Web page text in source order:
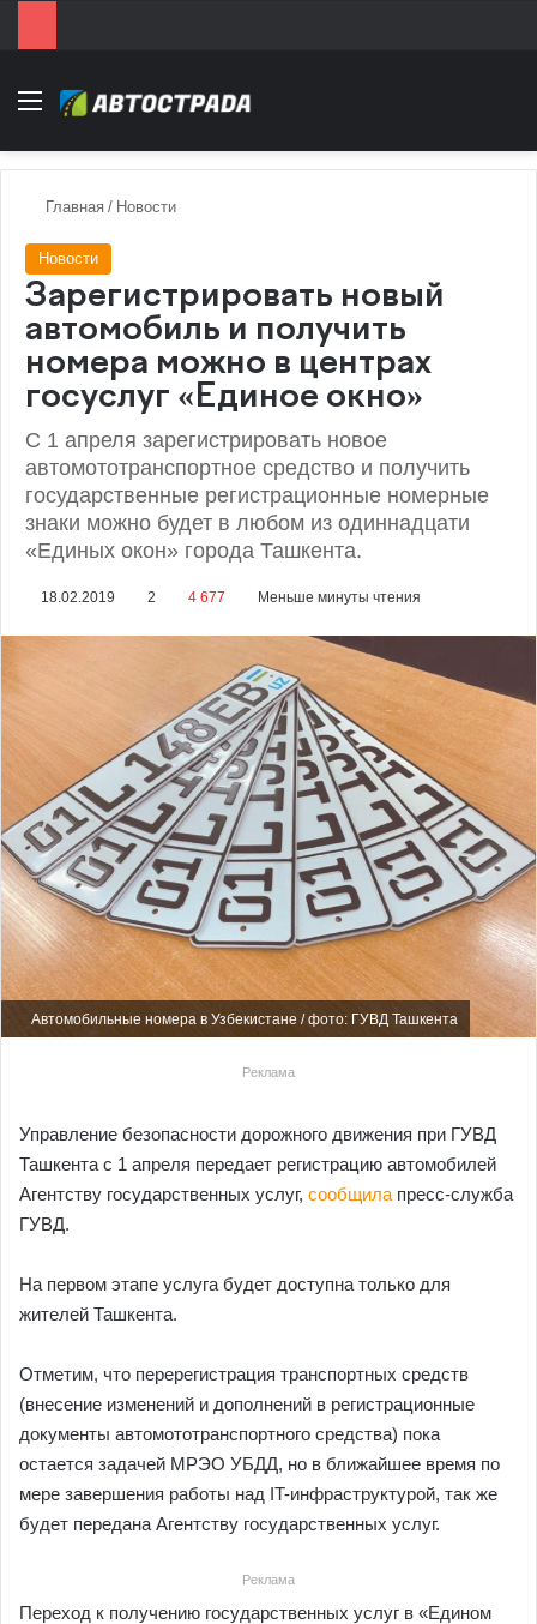
Menu
Главная / Новости
Новости
Зарегистрировать новый
автомобиль и получить
номера можно в центрах
госуслуг «Единое окно»
С 1 апреля зарегистрировать новое
автомототранспортное средство и получить
государственные регистрационные номерные
знаки можно будет в любом из одиннадцати
«Единых окон» города Ташкента.
18.02.2019 2 4 677 Меньше минуты чтения
Автомобильные номера в Узбекистане / фото: ГУВД Ташкента
Реклама
Управление безопасности дорожного движения при ГУВД
Ташкента с 1 апреля передает регистрацию автомобилей
Агентству государственных услуг, сообщила пресс-служба
ГУВД.
На первом этапе услуга будет доступна только для
жителей Ташкента.
Отметим, что перерегистрация транспортных средств
(внесение изменений и дополнений в регистрационные
документы автомототранспортного средства) пока
остается задачей МРЭО УБДД, но в ближайшее время по
мере завершения работы над IT-инфраструктурой, так же
будет передана Агентству государственных услуг.
Реклама
Переход к получению государственных услуг в «Едином